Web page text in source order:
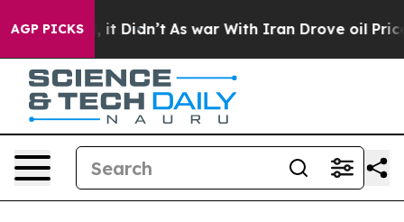
AGP PICKS
Well, it Didn’t As war With Iran Drove oil Prices